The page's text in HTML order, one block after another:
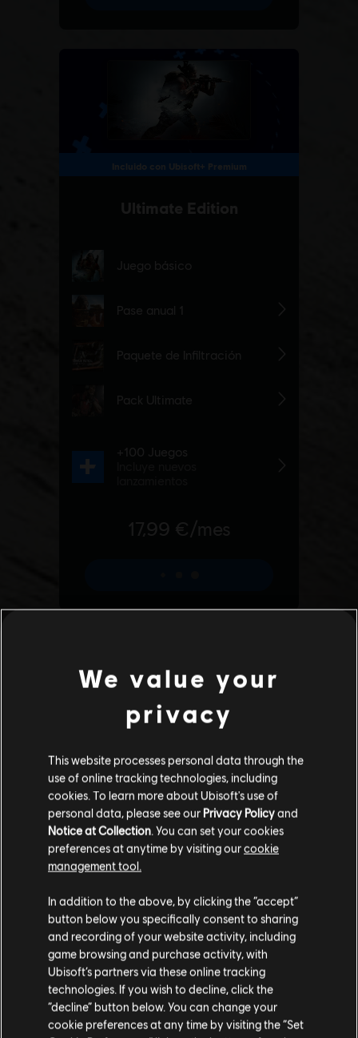
Por favor, visita nuestra Store local para realizar
tu compra.
Permanecer en esta Store
We value your
privacy
This website processes personal data through the
use of online tracking technologies, including
cookies. To learn more about Ubisoft's use of
personal data, please see our Privacy Policyand
Notice at Collection. You can set your cookies
preferences at anytime by visiting ourcookie
management tool.
In addition to the above, by clicking the “accept”
button below you specifically consent to sharing
and recording of your website activity, including
game browsing and purchase activity, with
Ubisoft’s partners via these online tracking
technologies. If you wish to decline, click the
“decline” button below. You can change your
cookie preferences at any time by visiting the “Set